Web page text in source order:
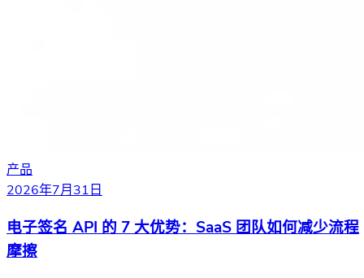
产品
2026年7月31日
电子签名 API 的 7 大优势：SaaS 团队如何减少流程
摩擦